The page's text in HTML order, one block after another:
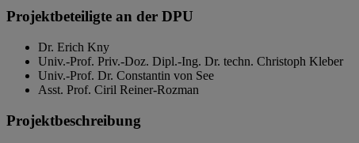
Projektbeteiligte an der DPU
Dr. Erich Kny
Univ.-Prof. Priv.-Doz. Dipl.-Ing. Dr. techn. Christoph Kleber
Univ.-Prof. Dr. Constantin von See
Asst. Prof. Ciril Reiner-Rozman
Projektbeschreibung